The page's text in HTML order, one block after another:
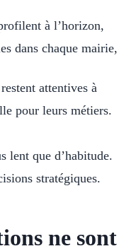
à l’horizon,
dans chaque mairie,
attentives à
pour leurs métiers.
lent que d’habitude.
stratégiques.
ne sont